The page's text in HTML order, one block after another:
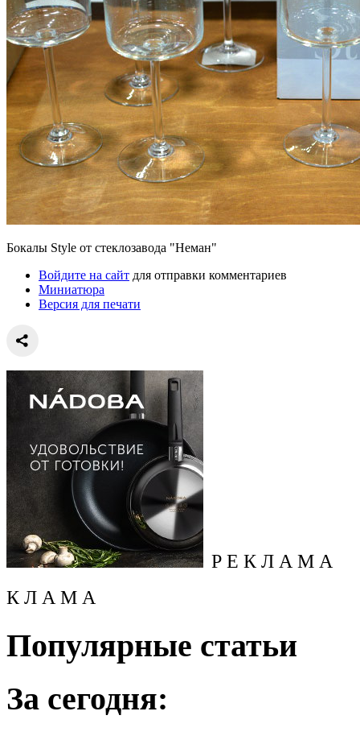
Бокалы Style от стеклозавода "Неман"
Войдите на сайт для отправки комментариев
Миниатюра
Версия для печати
Р Е К Л А М А
К Л А М А
Популярные статьи
За сегодня: